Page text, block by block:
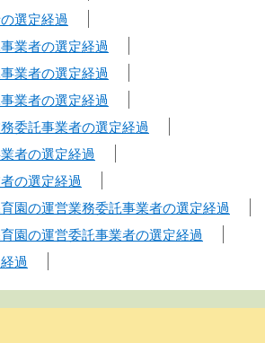
選定経過
業者の選定経過
業者の選定経過
業者の選定経過
委託事業者の選定経過
者の選定経過
の選定経過
園の運営業務委託事業者の選定経過
園の運営委託事業者の選定経過
過